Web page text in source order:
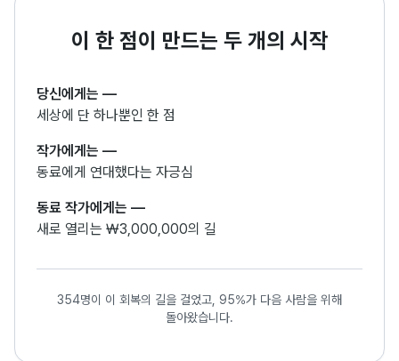
이 한 점이 만드는 두 개의 시작
당신에게는 —
세상에 단 하나뿐인 한 점
작가에게는 —
동료에게 연대했다는 자긍심
동료 작가에게는 —
새로 열리는 ₩3,000,000의 길
354명이 이 회복의 길을 걸었고, 95%가 다음 사람을 위해
돌아왔습니다.